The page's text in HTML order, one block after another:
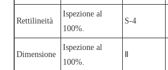
Rettilineità
Ispezione al
100%.
S-4
Dimensione
Ispezione al
100%.